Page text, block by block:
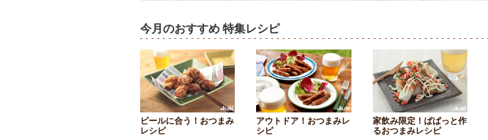
今月のおすすめ 特集レシピ
ビールに合う！おつまみ
レシピ
アウトドア！おつまみレ
シピ
家飲み限定！ぱぱっと作
るおつまみレシピ